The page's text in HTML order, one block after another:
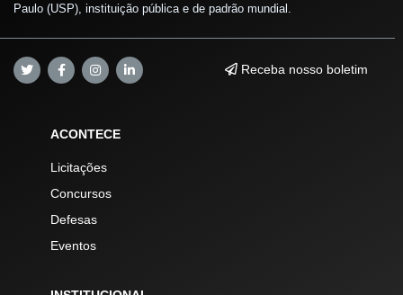
Paulo (USP), instituição pública e de padrão mundial.
Receba nosso boletim
ACONTECE
Licitações
Concursos
Defesas
Eventos